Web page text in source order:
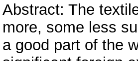
Abstract: The
more, some less
a good part of the